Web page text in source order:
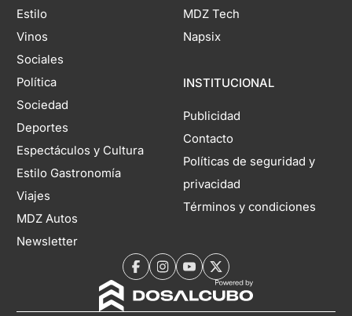
Estilo
Vinos
Sociales
Política
Sociedad
Deportes
Espectáculos y Cultura
Estilo Gastronomía
Viajes
MDZ Autos
Newsletter
MDZ Tech
Napsix
INSTITUCIONAL
Publicidad
Contacto
Políticas de seguridad y
privacidad
Términos y condiciones